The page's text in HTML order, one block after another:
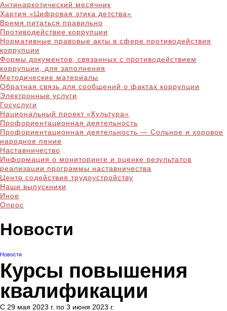
Антинаркотический месячник
Хартия «Цифровая этика детства»
Время питаться правильно
Противодействие коррупции
Нормативные правовые акты в сфере противодействия
коррупции
Формы документов, связанных с противодействием
коррупции, для заполнения
Методические материалы
Обратная связь для сообщений о фактах коррупции
Электронные услуги
Госуслуги
Национальный проект «Культура»
Профориентационная деятельность
Профориентационная деятельность — Сольное и хоровое
народное пение
Наставничество
Информация о мониторинге и оценке результатов
реализации программы наставничества
Центр содействия трудоустройству
Наши выпускники
Иное
Опрос
Новости
Новости
Курсы повышения
квалификации
С 29 мая 2023 г. по 3 июня 2023 г.